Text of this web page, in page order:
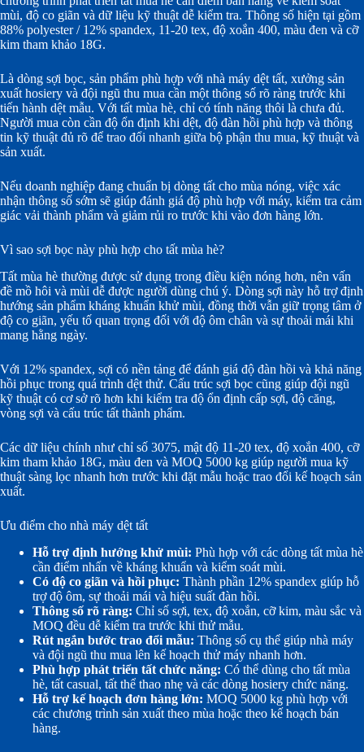
mùi, độ co giãn và dữ liệu kỹ thuật dễ kiểm tra. Thông số hiện tại gồm
88% polyester / 12% spandex, 11-20 tex, độ xoắn 400, màu đen và cỡ
kim tham khảo 18G.
Là dòng sợi bọc, sản phẩm phù hợp với nhà máy dệt tất, xưởng sản
xuất hosiery và đội ngũ thu mua cần một thông số rõ ràng trước khi
tiến hành dệt mẫu. Với tất mùa hè, chỉ có tính năng thôi là chưa đủ.
Người mua còn cần độ ổn định khi dệt, độ đàn hồi phù hợp và thông
tin kỹ thuật đủ rõ để trao đổi nhanh giữa bộ phận thu mua, kỹ thuật và
sản xuất.
Nếu doanh nghiệp đang chuẩn bị dòng tất cho mùa nóng, việc xác
nhận thông số sớm sẽ giúp đánh giá độ phù hợp với máy, kiểm tra cảm
giác vải thành phẩm và giảm rủi ro trước khi vào đơn hàng lớn.
Vì sao sợi bọc này phù hợp cho tất mùa hè?
Tất mùa hè thường được sử dụng trong điều kiện nóng hơn, nên vấn
đề mồ hôi và mùi dễ được người dùng chú ý. Dòng sợi này hỗ trợ định
hướng sản phẩm kháng khuẩn khử mùi, đồng thời vẫn giữ trọng tâm ở
độ co giãn, yếu tố quan trọng đối với độ ôm chân và sự thoải mái khi
mang hằng ngày.
Với 12% spandex, sợi có nền tảng để đánh giá độ đàn hồi và khả năng
hồi phục trong quá trình dệt thử. Cấu trúc sợi bọc cũng giúp đội ngũ
kỹ thuật có cơ sở rõ hơn khi kiểm tra độ ổn định cấp sợi, độ căng,
vòng sợi và cấu trúc tất thành phẩm.
Các dữ liệu chính như chỉ số 3075, mật độ 11-20 tex, độ xoắn 400, cỡ
kim tham khảo 18G, màu đen và MOQ 5000 kg giúp người mua kỹ
thuật sàng lọc nhanh hơn trước khi đặt mẫu hoặc trao đổi kế hoạch sản
xuất.
Ưu điểm cho nhà máy dệt tất
Hỗ trợ định hướng khử mùi: Phù hợp với các dòng tất mùa hè
cần điểm nhấn về kháng khuẩn và kiểm soát mùi.
Có độ co giãn và hồi phục: Thành phần 12% spandex giúp hỗ
trợ độ ôm, sự thoải mái và hiệu suất đàn hồi.
Thông số rõ ràng: Chỉ số sợi, tex, độ xoắn, cỡ kim, màu sắc và
MOQ đều dễ kiểm tra trước khi thử mẫu.
Rút ngắn bước trao đổi mẫu: Thông số cụ thể giúp nhà máy
và đội ngũ thu mua lên kế hoạch thử máy nhanh hơn.
Phù hợp phát triển tất chức năng: Có thể dùng cho tất mùa
hè, tất casual, tất thể thao nhẹ và các dòng hosiery chức năng.
Hỗ trợ kế hoạch đơn hàng lớn: MOQ 5000 kg phù hợp với
các chương trình sản xuất theo mùa hoặc theo kế hoạch bán
hàng.